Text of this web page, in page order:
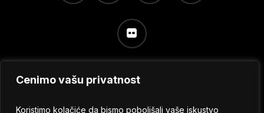
Cenimo vašu privatnost
Koristimo kolačiće da bismo poboljšali vaše iskustvo
flickr
kolačića